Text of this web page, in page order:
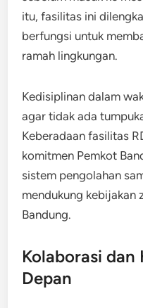
itu, fasilitas ini
berfungsi untuk
ramah lingkungan.
Kedisiplinan dalam
agar tidak ada
Keberadaan fasilitas
komitmen Pemkot
sistem pengolahan
mendukung kebijakan
Bandung.
Kolaborasi dan
Depan